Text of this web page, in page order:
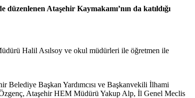
Ataşehir Kaymakamı’nın da katıldığı
Halil Asılsoy ve okul müdürleri ile öğretmen ile
Belediye Başkan Yardımcısı ve Başkanvekili İlhami
Ataşehir HEM Müdürü Yakup Alp, İl Genel Meclis